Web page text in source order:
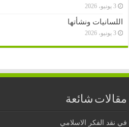
3 يونيو، 2026
اللسانيات ونشأتها
3 يونيو، 2026
مقالات شائعة
في نقد الفكر الاسلامي